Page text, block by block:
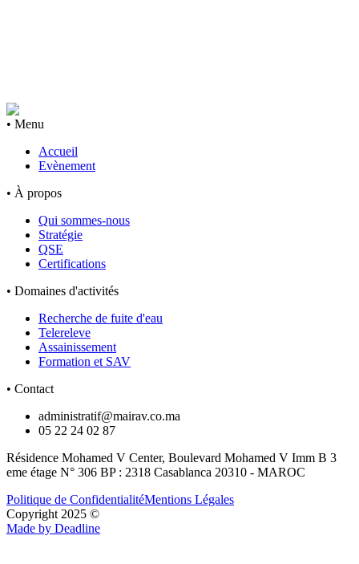
• Menu
Accueil
Evènement
• À propos
Qui sommes-nous
Stratégie
QSE
Certifications
• Domaines d'activités
Recherche de fuite d'eau
Telereleve
Assainissement
Formation et SAV
• Contact
administratif@mairav.co.ma
05 22 24 02 87
Résidence Mohamed V Center, Boulevard Mohamed V Imm B 3
eme étage N° 306 BP : 2318 Casablanca 20310 - MAROC
Politique de ConfidentialitéMentions Légales
Copyright 2025 ©
Made by Deadline